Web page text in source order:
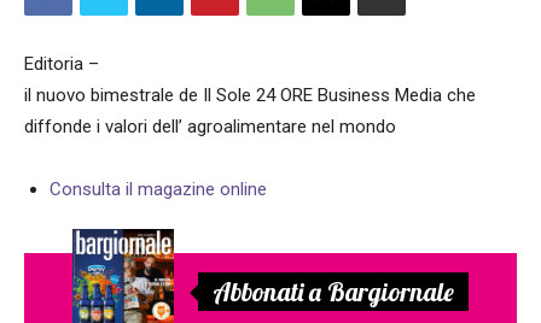
Editoria –
il nuovo bimestrale de Il Sole 24 ORE Business Media che
diffonde i valori dell’ agroalimentare nel mondo
Consulta il magazine online
Abbonati a Bargiornale